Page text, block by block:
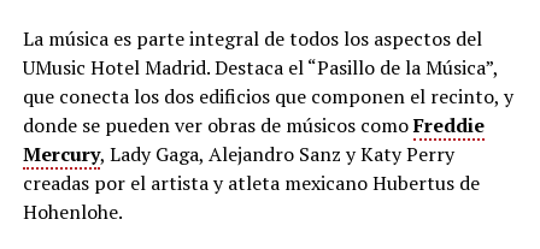
La música es parte integral de todos los aspectos del
UMusic Hotel Madrid. Destaca el “Pasillo de la Música”,
que conecta los dos edificios que componen el recinto, y
donde se pueden ver obras de músicos comoFreddie
Mercury, Lady Gaga, Alejandro Sanz y Katy Perry
creadas por el artista y atleta mexicano Hubertus de
Hohenlohe.